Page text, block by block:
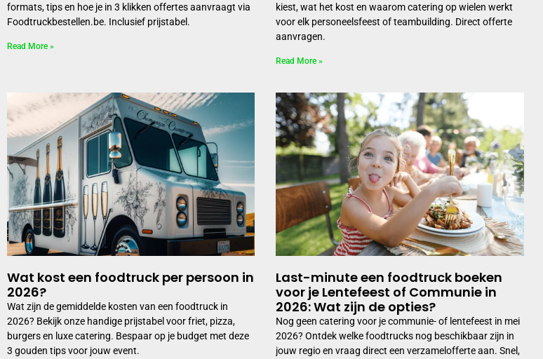
formats, tips en hoe je in 3 klikken offertes aanvraagt via
Foodtruckbestellen.be. Inclusief prijstabel.
Read More »
kiest, wat het kost en waarom catering op wielen werkt
voor elk personeelsfeest of teambuilding. Direct offerte
aanvragen.
Read More »
Wat kost een foodtruck per persoon in
2026?
Wat zijn de gemiddelde kosten van een foodtruck in
2026? Bekijk onze handige prijstabel voor friet, pizza,
burgers en luxe catering. Bespaar op je budget met deze
3 gouden tips voor jouw event.
Last-minute een foodtruck boeken
voor je Lentefeest of Communie in
2026: Wat zijn de opties?
Nog geen catering voor je communie- of lentefeest in mei
2026? Ontdek welke foodtrucks nog beschikbaar zijn in
jouw regio en vraag direct een verzamelofferte aan. Snel,